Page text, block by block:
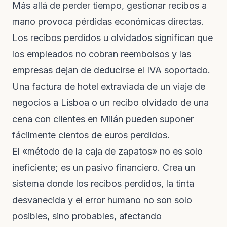
Más allá de perder tiempo, gestionar recibos a
mano provoca pérdidas económicas directas.
Los recibos perdidos u olvidados significan que
los empleados no cobran reembolsos y las
empresas dejan de deducirse el IVA soportado.
Una factura de hotel extraviada de un viaje de
negocios a Lisboa o un recibo olvidado de una
cena con clientes en Milán pueden suponer
fácilmente cientos de euros perdidos.
El «método de la caja de zapatos» no es solo
ineficiente; es un pasivo financiero. Crea un
sistema donde los recibos perdidos, la tinta
desvanecida y el error humano no son solo
posibles, sino probables, afectando